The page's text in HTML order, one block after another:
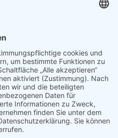
Weg 13a
Bildquellen